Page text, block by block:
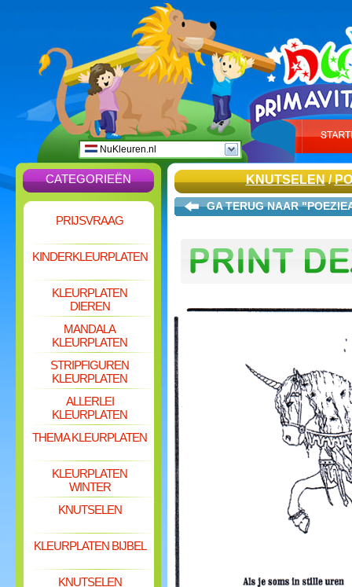
NuKleuren.nl
CATEGORIEËN
PRIJSVRAAG
KINDERKLEURPLATEN
KLEURPLATEN
DIEREN
MANDALA
KLEURPLATEN
STRIPFIGUREN
KLEURPLATEN
ALLERLEI
KLEURPLATEN
THEMA KLEURPLATEN
KLEURPLATEN
WINTER
KNUTSELEN
KLEURPLATEN BIJBEL
KNUTSELEN
KNUTSELEN/
GA TERUG NAAR